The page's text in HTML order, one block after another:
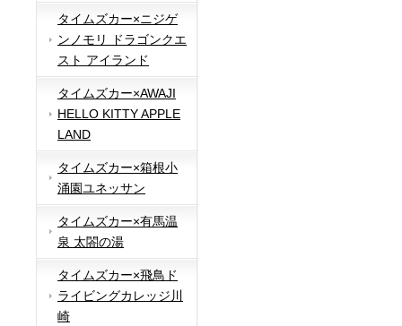
タイムズカー×ニジゲ
ンノモリ ドラゴンクエ
スト アイランド
タイムズカー×AWAJI
HELLO KITTY APPLE
LAND
タイムズカー×箱根小
涌園ユネッサン
タイムズカー×有馬温
泉 太閤の湯
タイムズカー×飛鳥ド
ライビングカレッジ川
崎